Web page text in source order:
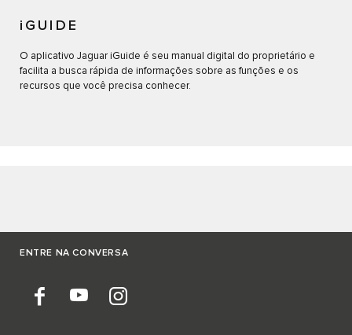
iGUIDE
O aplicativo Jaguar iGuide é seu manual digital do proprietário e
facilita a busca rápida de informações sobre as funções e os
recursos que você precisa conhecer.
ENTRE NA CONVERSA